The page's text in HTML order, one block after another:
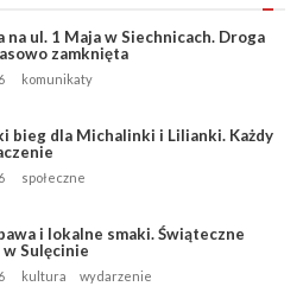
ul. 1 Maja w Siechnicach. Droga
zamknięta
komunikaty
bieg dla Michalinki i Lilianki. Każdy
społeczne
i lokalne smaki. Świąteczne
w Sulęcinie
kultura wydarzenie